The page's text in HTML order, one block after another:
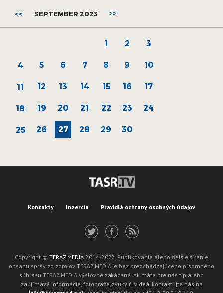
<< SEPTEMBER 2023 >>
1 2 3
4 5 6 7 8 9 10
11 12 13 14 15 16 17
18 19 20 21 22 23 24
25 26 27 28 29 30
Kontakty Inzercia Pravidlá ochrany osobných údajov
Copyright © TERAZ MEDIA 2014-2022. Publikovanie alebo ďalšie šírenie
obsahu správ zo zdrojov TERAZ MEDIA je bez predchádzajúceho písomného
súhlasu TERAZ MEDIA výslovne zakázané. Ak máte pre nás tip alebo
zaujímavé informácie, fotografie, zvuky či videá, kontaktujte nás na